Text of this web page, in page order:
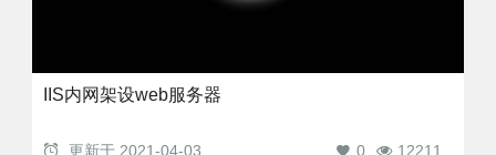
IIS内网架设web服务器
更新于 2021-04-03 12211
0